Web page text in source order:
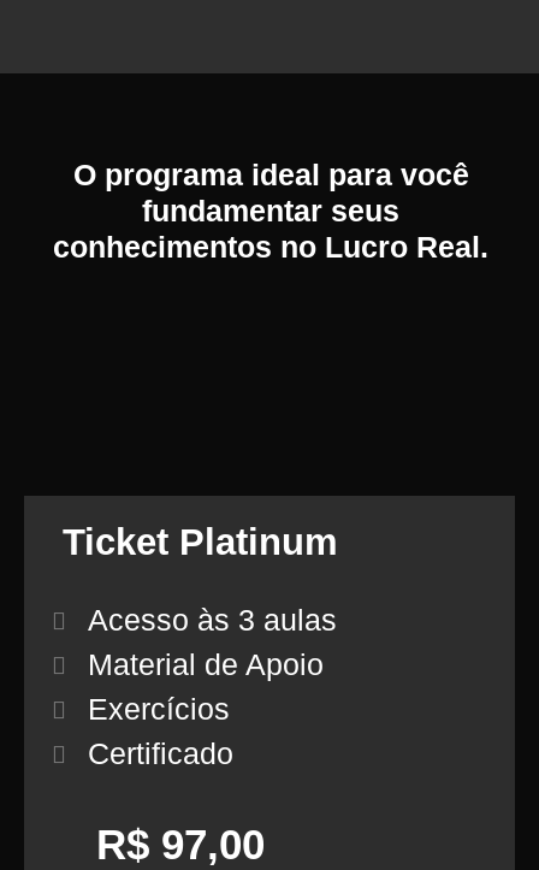
O programa ideal para você
fundamentar seus
conhecimentos no Lucro Real.
Ticket Platinum
Acesso às 3 aulas
Material de Apoio
Exercícios
Certificado
R$ 97,00